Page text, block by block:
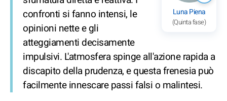
Luna Piena
(Quinta fase)
confronti si fanno intensi, le
opinioni nette e gli
atteggiamenti decisamente
impulsivi. L'atmosfera spinge all'azione rapida a
discapito della prudenza, e questa frenesia può
facilmente innescare passi falsi o malintesi.